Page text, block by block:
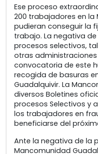
Ese proceso
200 trabajadores en la
pudieran conseguir la
trabajo. La negativa
procesos selectivos,
otras
convocatoria de este
recogida de basuras
Guadalquivir. La
diversos Boletines
procesos Selectivos y
los trabajadores en
beneficiarse del
Ante la negativa de la
Mancomunidad